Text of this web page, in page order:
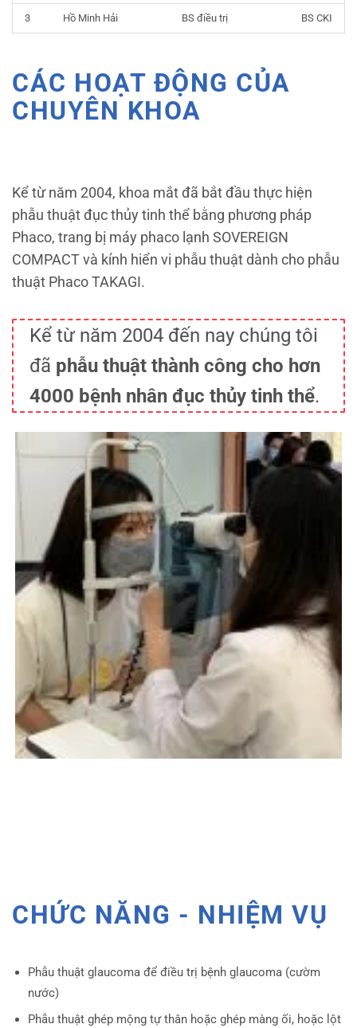
3 Hồ Minh Hải BS điều trị BS CKI
CÁC HOẠT ĐỘNG CỦA
CHUYÊN KHOA
Kể từ năm 2004, khoa mắt đã bắt đầu thực hiện
phẫu thuật đục thủy tinh thể bằng phương pháp
Phaco, trang bị máy phaco lạnh SOVEREIGN
COMPACT và kính hiển vi phẫu thuật dành cho phẫu
thuật Phaco TAKAGI.
Kể từ năm 2004 đến nay chúng tôi
đã phẫu thuật thành công cho hơn
4000 bệnh nhân đục thủy tinh thể.
CHỨC NĂNG - NHIỆM VỤ
Phẫu thuật glaucoma để điều trị bệnh glaucoma (cườm
nước)
Phẫu thuật ghép mộng tự thân hoặc ghép màng ối, hoặc lột